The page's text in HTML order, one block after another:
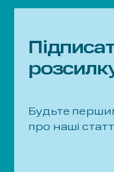
Будьте
про наші